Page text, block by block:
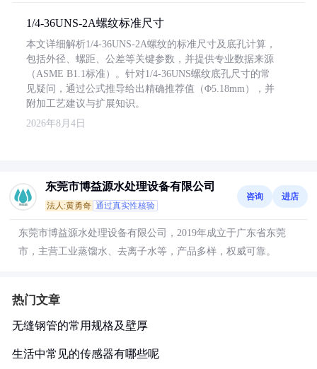
1/4-36UNS-2A螺纹标准尺寸
本文详细解析1/4-36UNS-2A螺纹的标准尺寸及底孔计算，
包括外径、螺距、公差等关键参数，并提供专业数据来源
（ASME B1.1标准）。针对1/4-36UNS螺纹底孔尺寸的常
见疑问，通过公式推导给出精确推荐值（Φ5.18mm），并
附加工艺建议与扩展知识。
2026年8月4日
东莞市博益源水处理设备有限公司
法人:黄勇奇 通过真实性核验
咨询 进店
东莞市博益源水处理设备有限公司，2019年成立于广东省东莞
市，主营工业蒸馏水、去离子水等，产品多样，权威可靠。
热门文章
无缝钢管的常用规格及壁厚
生活中常见的传感器有哪些呢